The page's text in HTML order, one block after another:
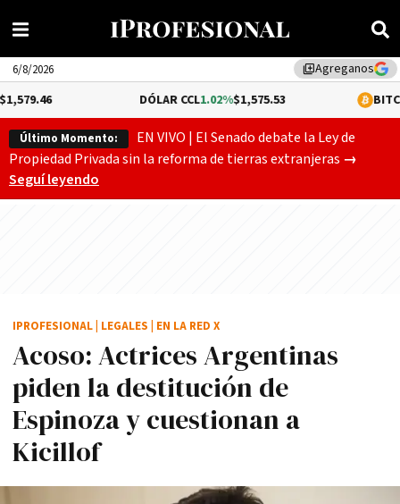
library_addAgreganos
6/8/2026
1.02%$1,575.53 -0.17%
Último Momento:
EN VIVO | El Senado debate la Ley de
Propiedad Privada sin la reforma de tierras extranjeras →
Seguí leyendo
Acoso: Actrices Argentinas
piden la destitución de
Espinoza y cuestionan a
Kicillof
IPROFESIONAL LEGALES EN LA RED X